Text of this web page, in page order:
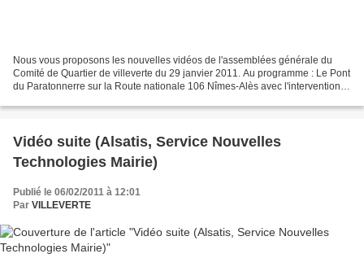
Nous vous proposons les nouvelles vidéos de l'assemblées générale du
Comité de Quartier de villeverte du 29 janvier 2011. Au programme : Le Pont
du Paratonnerre sur la Route nationale 106 Nîmes-Alès avec l'intervention
Vidéo suite (Alsatis, Service Nouvelles
Technologies Mairie)
Publié le 06/02/2011 à 12:01
Par VILLEVERTE